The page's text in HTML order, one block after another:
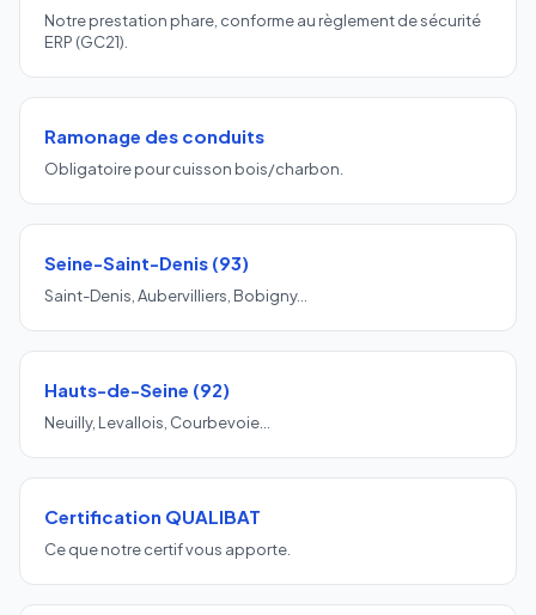
Notre prestation phare, conforme au règlement de sécurité
ERP (GC21).
Ramonage des conduits
Obligatoire pour cuisson bois/charbon.
Seine-Saint-Denis (93)
Saint-Denis, Aubervilliers, Bobigny…
Hauts-de-Seine (92)
Neuilly, Levallois, Courbevoie…
Certification QUALIBAT
Ce que notre certif vous apporte.